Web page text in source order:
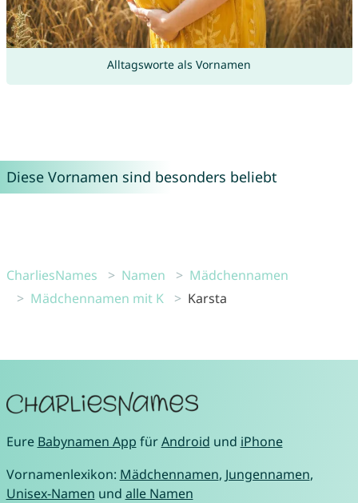
Alltagsworte als Vornamen
Diese Vornamen sind besonders beliebt
CharliesNames Namen
Mädchennamen
Mädchennamen mit K
Karsta
Eure Babynamen App fürAndroid und iPhone
Vornamenlexikon: Mädchennamen, Jungennamen,
Unisex-Namen und alle Namen